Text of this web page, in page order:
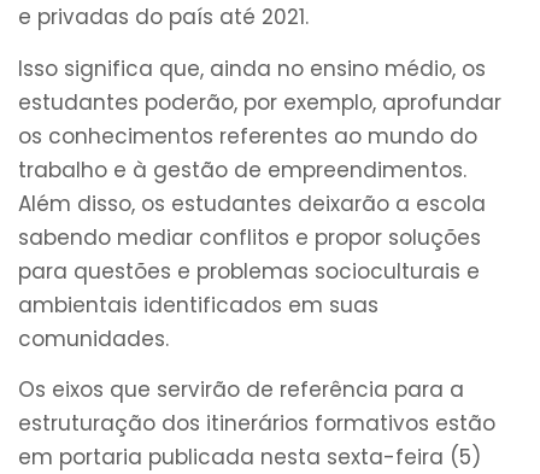
e privadas do país até 2021.
Isso significa que, ainda no ensino médio, os
estudantes poderão, por exemplo, aprofundar
os conhecimentos referentes ao mundo do
trabalho e à gestão de empreendimentos.
Além disso, os estudantes deixarão a escola
sabendo mediar conflitos e propor soluções
para questões e problemas socioculturais e
ambientais identificados em suas
comunidades.
Os eixos que servirão de referência para a
estruturação dos itinerários formativos estão
em portaria publicada nesta sexta-feira (5)